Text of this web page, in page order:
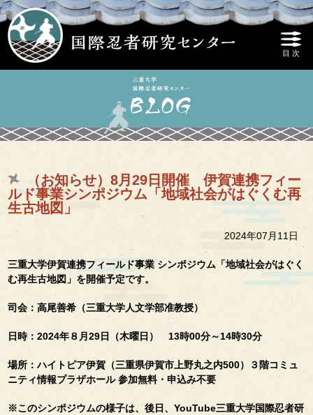
（お知らせ）8月29日開催 伊賀連携フィー
ルド事業シンポジウム「地域社会がはぐくむ再
生古地図」
2024年07月11日
三重大学伊賀連携フィールド事業 シンポジウム「地域社会がはぐく
む再生古地図」を開催予定です。
司会：高尾善希（三重大学人文学部准教授）
日時：2024年８月29日（木曜日） 13時00分～14時30分
場所：ハイトピア伊賀（三重県伊賀市上野丸之内500）３階コミュ
ニティ情報プラザホール 参加無料・申込み不要
※このシンポジウムの様子は、後日、YouTube三重大学国際忍者研